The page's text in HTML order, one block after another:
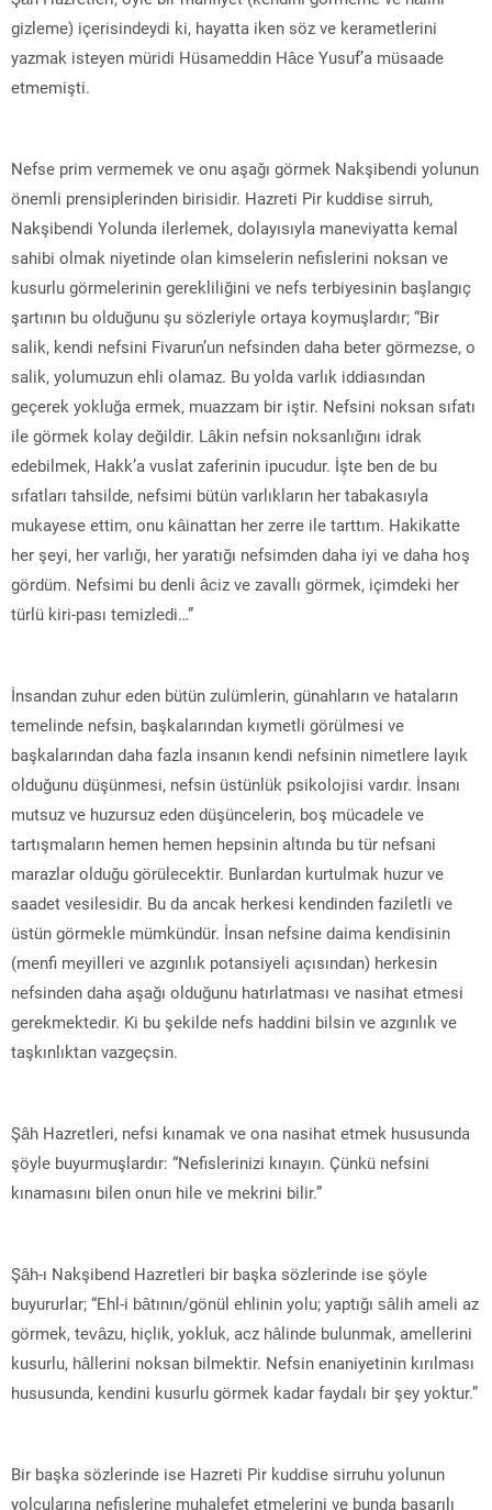
gizleme) içerisindeydi ki, hayatta iken söz ve kerametlerini
yazmak isteyen müridi Hüsameddin Hâce Yusuf’a müsaade
etmemişti.
Nefse prim vermemek ve onu aşağı görmek Nakşibendi yolunun
önemli prensiplerinden birisidir. Hazreti Pir kuddise sirruh,
Nakşibendi Yolunda ilerlemek, dolayısıyla maneviyatta kemal
sahibi olmak niyetinde olan kimselerin nefislerini noksan ve
kusurlu görmelerinin gerekliliğini ve nefs terbiyesinin başlangıç
şartının bu olduğunu şu sözleriyle ortaya koymuşlardır; “Bir
salik, kendi nefsini Fivarun’un nefsinden daha beter görmezse, o
salik, yolumuzun ehli olamaz. Bu yolda varlık iddiasından
geçerek yokluğa ermek, muazzam bir iştir. Nefsini noksan sıfatı
ile görmek kolay değildir. Lâkin nefsin noksanlığını idrak
edebilmek, Hakk’a vuslat zaferinin ipucudur. İşte ben de bu
sıfatları tahsilde, nefsimi bütün varlıkların her tabakasıyla
mukayese ettim, onu kâinattan her zerre ile tarttım. Hakikatte
her şeyi, her varlığı, her yaratığı nefsimden daha iyi ve daha hoş
gördüm. Nefsimi bu denli âciz ve zavallı görmek, içimdeki her
türlü kiri-pası temizledi…”
İnsandan zuhur eden bütün zulümlerin, günahların ve hataların
temelinde nefsin, başkalarından kıymetli görülmesi ve
başkalarından daha fazla insanın kendi nefsinin nimetlere layık
olduğunu düşünmesi, nefsin üstünlük psikolojisi vardır. İnsanı
mutsuz ve huzursuz eden düşüncelerin, boş mücadele ve
tartışmaların hemen hemen hepsinin altında bu tür nefsani
marazlar olduğu görülecektir. Bunlardan kurtulmak huzur ve
saadet vesilesidir. Bu da ancak herkesi kendinden faziletli ve
üstün görmekle mümkündür. İnsan nefsine daima kendisinin
(menfi meyilleri ve azgınlık potansiyeli açısından) herkesin
nefsinden daha aşağı olduğunu hatırlatması ve nasihat etmesi
gerekmektedir. Ki bu şekilde nefs haddini bilsin ve azgınlık ve
taşkınlıktan vazgeçsin.
Şâh Hazretleri, nefsi kınamak ve ona nasihat etmek hususunda
şöyle buyurmuşlardır: “Nefislerinizi kınayın. Çünkü nefsini
kınamasını bilen onun hile ve mekrini bilir.”
Şâh-ı Nakşibend Hazretleri bir başka sözlerinde ise şöyle
buyururlar; “Ehl-i bâtının/gönül ehlinin yolu; yaptığı sâlih ameli az
görmek, tevâzu, hiçlik, yokluk, acz hâlinde bulunmak, amellerini
kusurlu, hâllerini noksan bilmektir. Nefsin enaniyetinin kırılması
hususunda, kendini kusurlu görmek kadar faydalı bir şey yoktur.”
Bir başka sözlerinde ise Hazreti Pir kuddise sirruhu yolunun
yolcularına nefislerine muhalefet etmelerini ve bunda başarılı